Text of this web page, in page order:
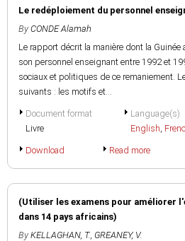
Le redéploiement du personnel
By CONDE Alamah
Le rapport décrit la manière dont la
son personnel enseignant entre 1992 et
sociaux et politiques de ce remaniement.
suivants : les motifs et...
Document format
Livre
Language(s)
English,
Download Read more
(Utiliser les examens pour améliorer
dans 14 pays africains)
By KELLAGHAN, T., GREANEY, V.